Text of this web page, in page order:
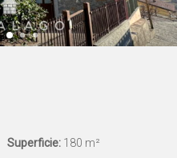
Superficie: 180 m²